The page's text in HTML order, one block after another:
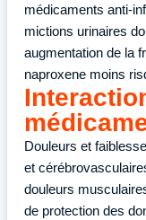
médicaments anti-
mictions urinaires
augmentation de la
naproxene moins
Douleurs et
et
douleurs
de protection des